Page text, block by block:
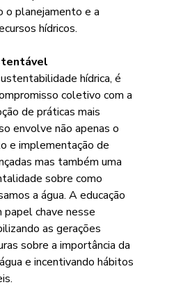
o planejamento e a
hídricos.
hídrica, é
coletivo com a
de práticas mais
envolve não apenas o
e implementação de
mas também uma
sobre como
a água. A educação
papel chave nesse
as gerações
sobre a importância da
e incentivando hábitos